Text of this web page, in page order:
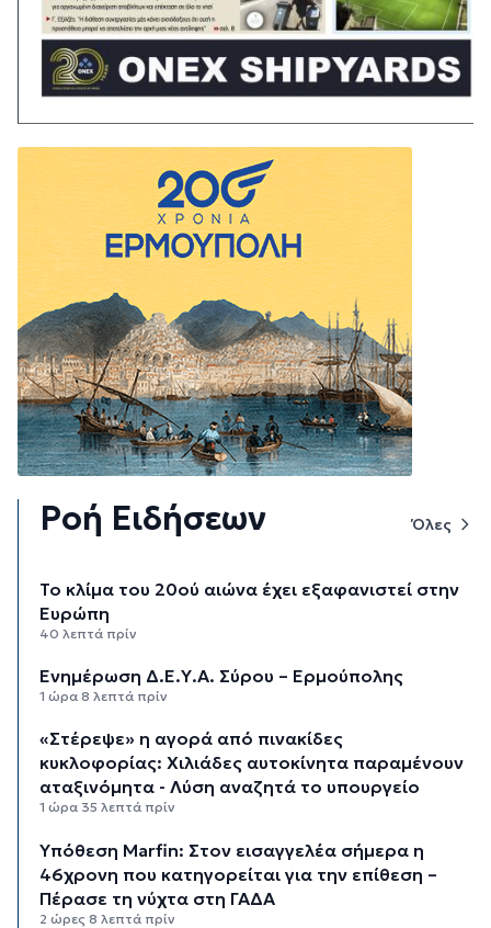
Ροή Ειδήσεων Όλες
Το κλίμα του 20ού αιώνα έχει εξαφανιστεί στην
Ευρώπη
40 λεπτά πρίν
Ενημέρωση Δ.Ε.Υ.Α. Σύρου – Ερμούπολης
1 ώρα 8 λεπτά πρίν
«Στέρεψε» η αγορά από πινακίδες
κυκλοφορίας: Χιλιάδες αυτοκίνητα παραμένουν
αταξινόμητα - Λύση αναζητά το υπουργείο
1 ώρα 35 λεπτά πρίν
Υπόθεση Marfin: Στον εισαγγελέα σήμερα η
46χρονη που κατηγορείται για την επίθεση –
Πέρασε τη νύχτα στη ΓΑΔΑ
2 ώρες 8 λεπτά πρίν